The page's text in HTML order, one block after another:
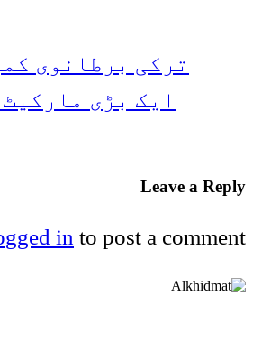
ترکی برطانوی
ایک بڑی
Leave a Reply
in to post a comment.